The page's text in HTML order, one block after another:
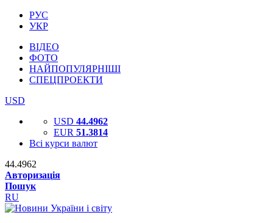
РУС
УКР
ВІДЕО
ФОТО
НАЙПОПУЛЯРНІШІ
СПЕЦПРОЕКТИ
USD
USD 44.4962
EUR 51.3814
Всі курси валют
44.4962
Авторизація
Пошук
RU